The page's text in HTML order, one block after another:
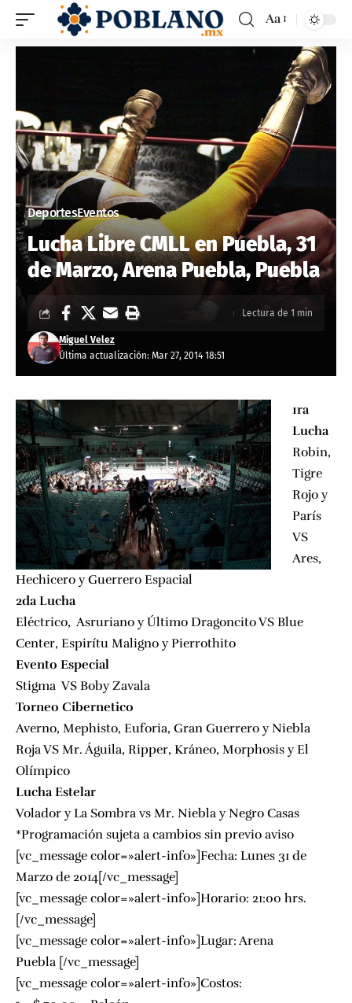
Aa
DeportesEventos
Lucha Libre CMLL en Puebla, 31
de Marzo, Arena Puebla, Puebla
Última actualización: Mar 27, 2014 18:51
Miguel Velez
Lectura de 1 min
1ra
Lucha
Robin,
Tigre
Rojo y
París
VS
Ares,
Hechicero y Guerrero Espacial
2da Lucha
Eléctrico, Asruriano y Último Dragoncito VS Blue
Center, Espirítu Maligno y Pierrothito
Evento Especial
Stigma VS Boby Zavala
Torneo Cibernetico
Averno, Mephisto, Euforia, Gran Guerrero y Niebla
Roja VS Mr. Águila, Ripper, Kráneo, Morphosis y El
Olímpico
Lucha Estelar
Volador y La Sombra vs Mr. Niebla y Negro Casas
*Programación sujeta a cambios sin previo aviso
[vc_message color=»alert-info»]Fecha: Lunes 31 de
Marzo de 2014[/vc_message]
[vc_message color=»alert-info»]Horario: 21:00 hrs.
[/vc_message]
[vc_message color=»alert-info»]Lugar: Arena
Puebla [/vc_message]
[vc_message color=»alert-info»]Costos: